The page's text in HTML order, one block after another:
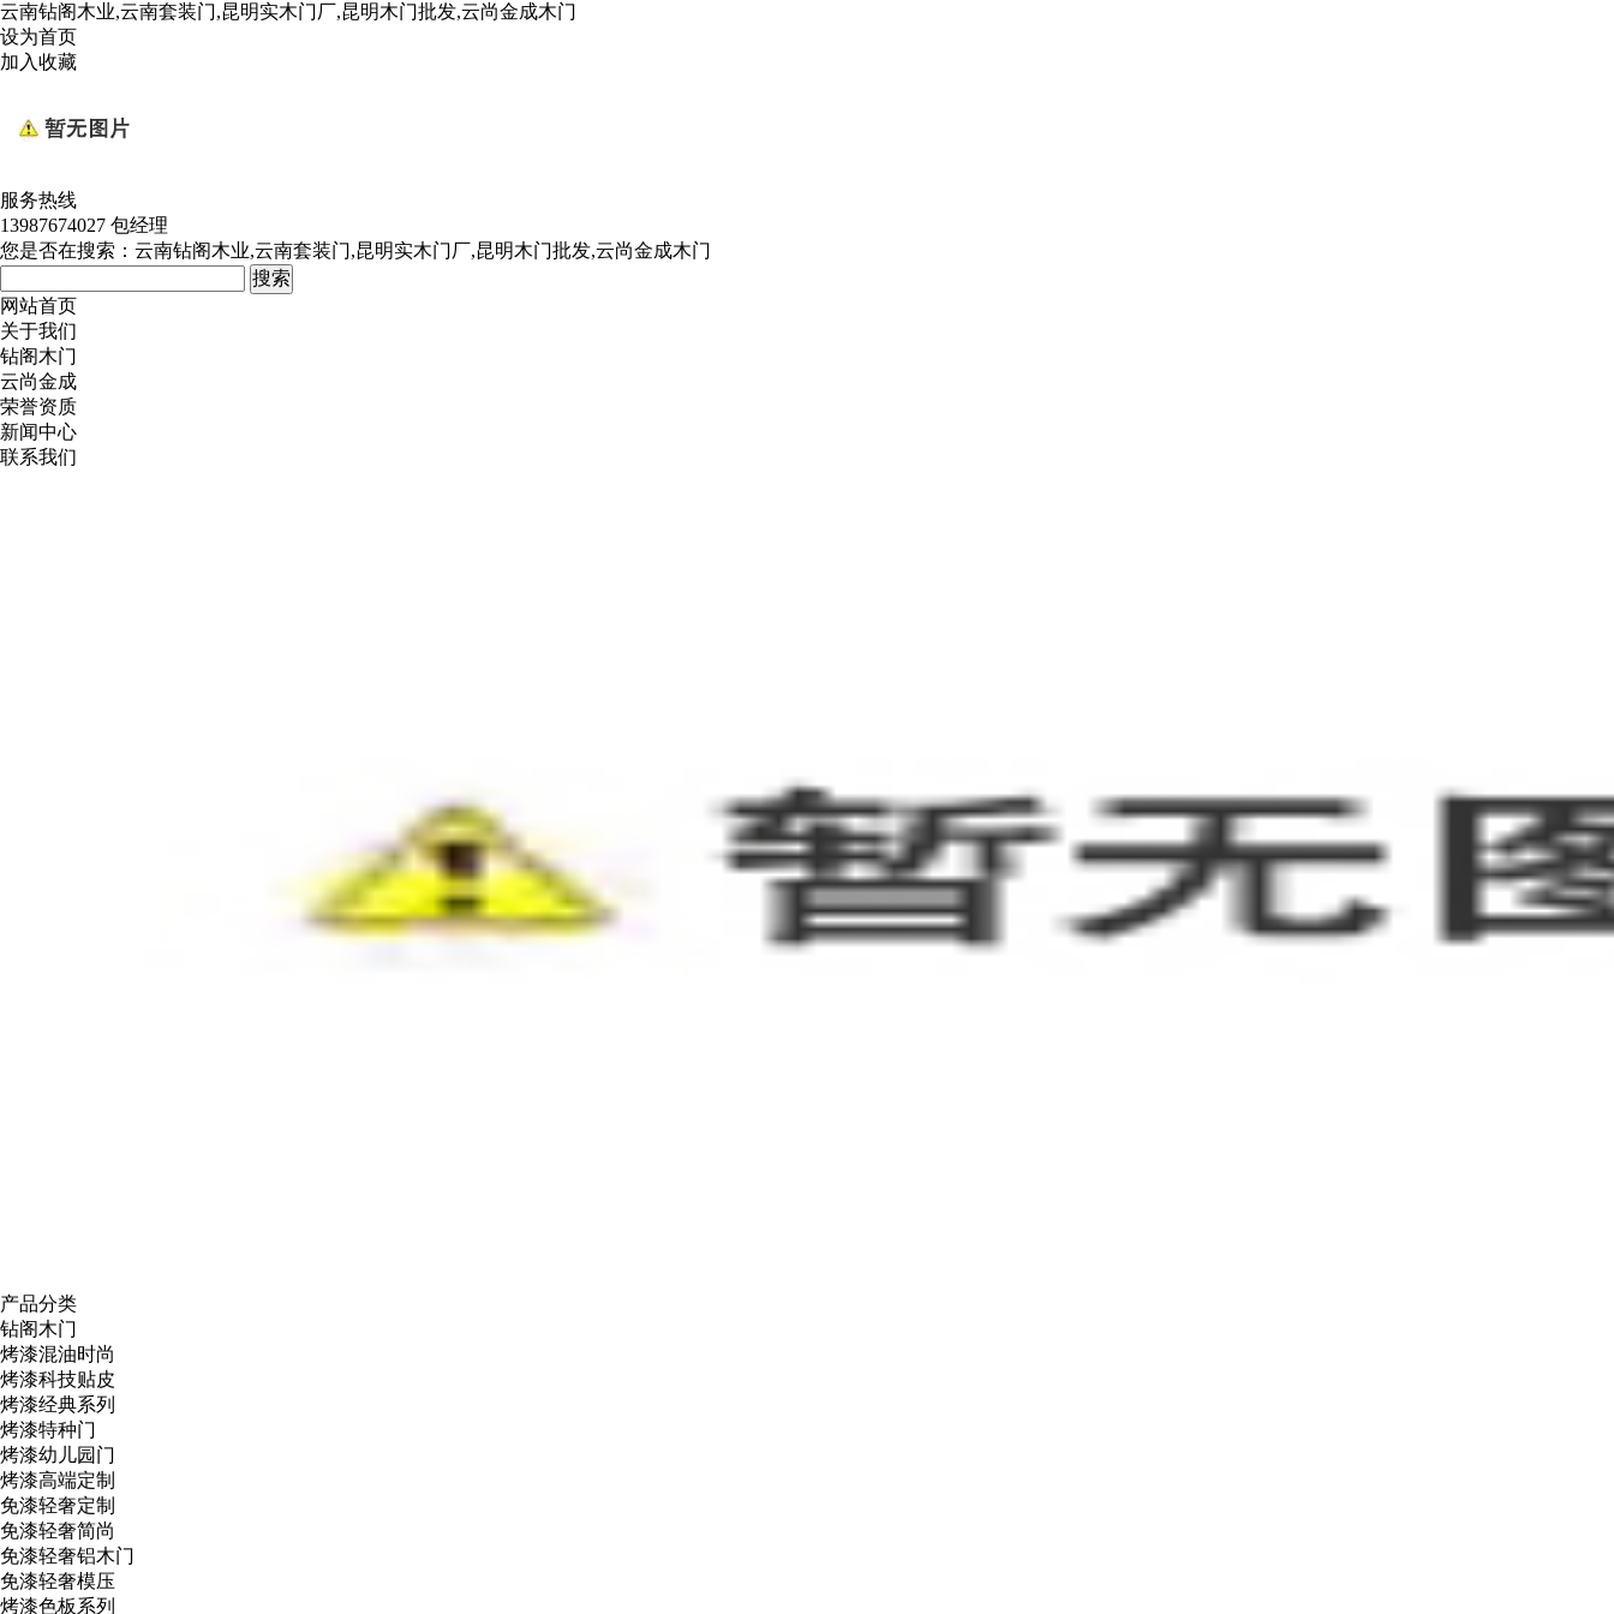
云南钻阁木业,云南套装门,昆明实木门厂,昆明木门批发,云尚金成木门
设为首页
加入收藏
服务热线
13987674027 包经理
您是否在搜索： 云南钻阁木业,云南套装门,昆明实木门厂,昆明木门批发,云尚金成木门
网站首页
关于我们
钻阁木门
云尚金成
荣誉资质
新闻中心
联系我们
产品分类
钻阁木门
烤漆混油时尚
烤漆科技贴皮
烤漆经典系列
烤漆特种门
烤漆幼儿园门
烤漆高端定制
免漆轻奢定制
免漆轻奢简尚
免漆轻奢铝木门
免漆轻奢模压
烤漆色板系列